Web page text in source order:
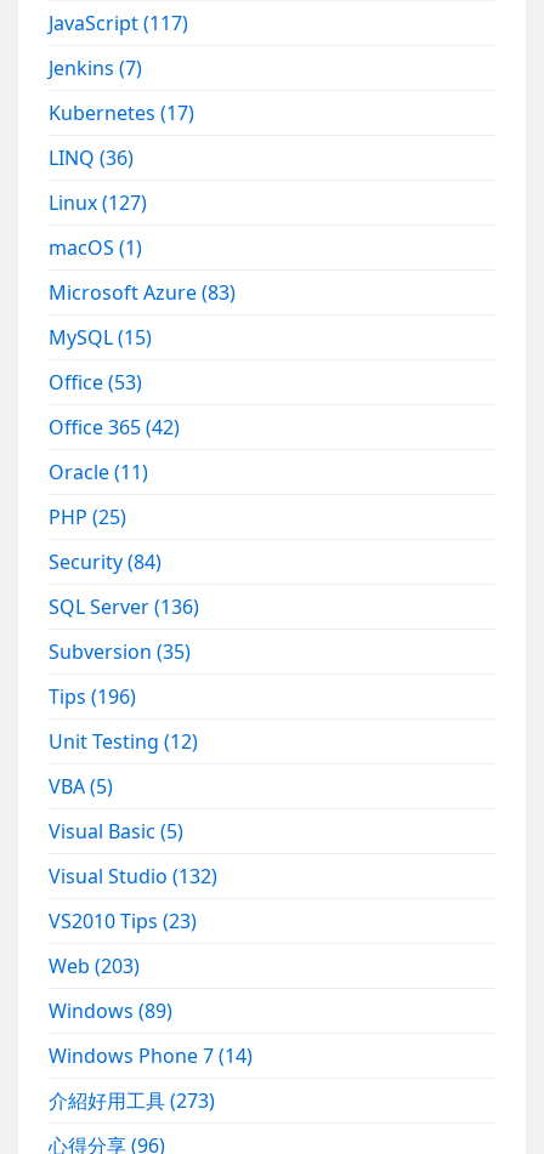
JavaScript(117)
Jenkins(7)
Kubernetes(17)
LINQ(36)
Linux(127)
macOS(1)
Microsoft Azure(83)
MySQL(15)
Office(53)
Office 365(42)
Oracle(11)
PHP(25)
Security(84)
SQL Server(136)
Subversion(35)
Tips(196)
Unit Testing(12)
VBA(5)
Visual Basic(5)
Visual Studio(132)
VS2010 Tips(23)
Web(203)
Windows(89)
Windows Phone 7(14)
介紹好用工具(273)
心得分享(96)